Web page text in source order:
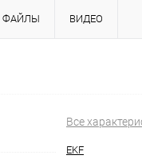
ФАЙЛЫ ВИДЕО
Все
EKF